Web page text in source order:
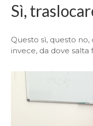
Sì,
Questo sì, questo no,
invece, da dove salta